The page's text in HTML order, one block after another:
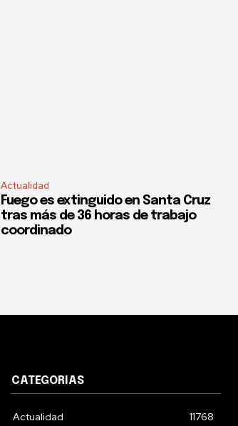
Actualidad
Fuego es extinguido en Santa Cruz
tras más de 36 horas de trabajo
coordinado
CATEGORIAS
Actualidad
11768